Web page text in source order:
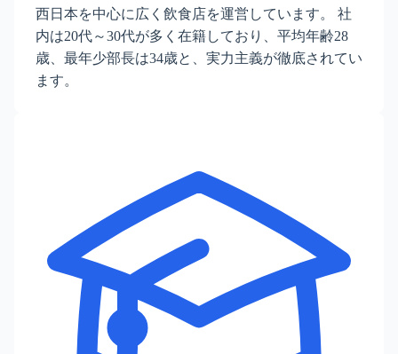
西日本を中心に広く飲食店を運営しています。 社
内は20代～30代が多く在籍しており、平均年齢28
歳、最年少部長は34歳と、実力主義が徹底されてい
ます。